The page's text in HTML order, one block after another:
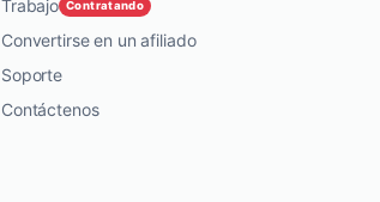
Trabajo Contratando
Convertirse en un afiliado
Soporte
Contáctenos